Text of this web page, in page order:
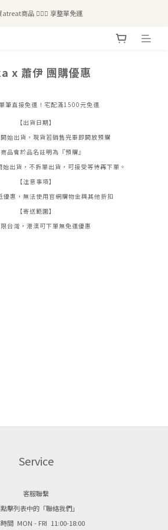
運｜6/30前 含新品滿$1,300超取免運
atreat商品 💆🏻‍♀️ 享整單免運
x 蕭伊 團購優惠
筆直接免運！宅配滿1500元免運
【出貨日期】
始出貨，現貨若銷售完畢即開放預購
品會於品名註明為『預購』
出貨，不拆單出貨，可接受等待再下單。
【注意事項】
優惠，無法使用官網購物金與其他折扣
【寄送範圍】
台灣，港澳可下單無免運優惠
Service
客服聯繫
擊列表中的「聯絡我們」
間 MON - FRI 11:00-18:00